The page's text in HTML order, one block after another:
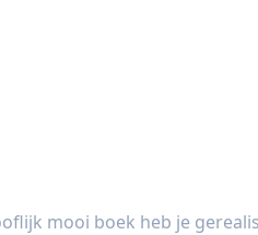
mooi boek heb je